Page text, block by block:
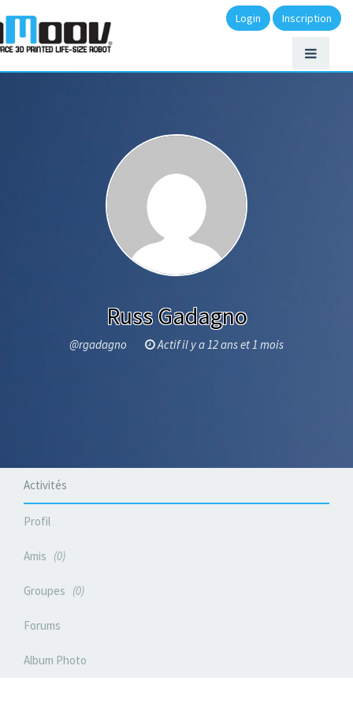
Login Inscription
Russ Gadagno
@rgadagno Actif il y a 12 ans et 1 mois
Activités
Profil
Amis 0
Groupes 0
Forums
Album Photo